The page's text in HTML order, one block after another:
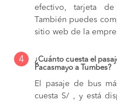
efectivo, tarjeta
También puedes
sitio web de la
4
¿Cuánto cuesta el
Pacasmayo a Tumbes?
El pasaje de bus
cuesta S/ , y está